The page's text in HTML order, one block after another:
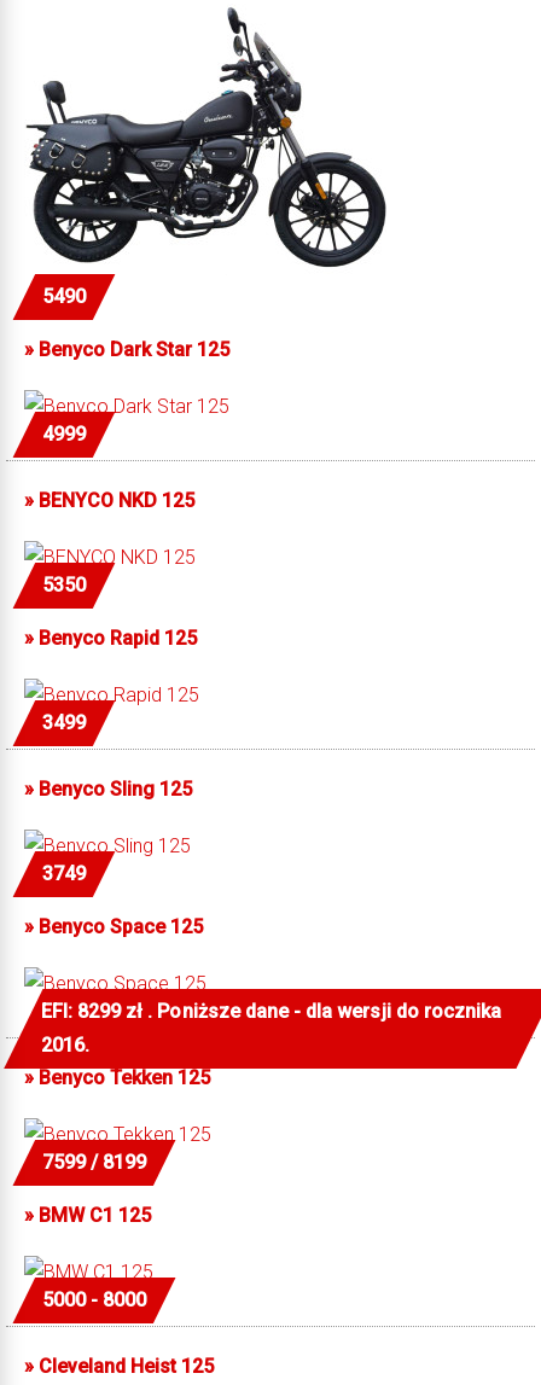
5490
» Benyco Dark Star 125
4999
» BENYCO NKD 125
5350
» Benyco Rapid 125
3499
» Benyco Sling 125
3749
» Benyco Space 125
EFI: 8299 zł . Poniższe dane - dla wersji do rocznika
2016.
» Benyco Tekken 125
7599 / 8199
» BMW C1 125
5000 - 8000
» Cleveland Heist 125